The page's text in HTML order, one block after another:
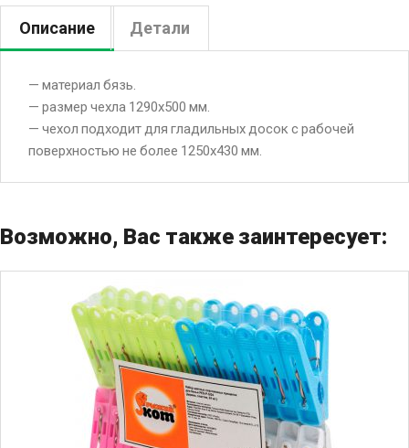
Описание Детали
— материал бязь.
— размер чехла 1290х500 мм.
— чехол подходит для гладильных досок с рабочей
поверхностью не более 1250х430 мм.
Возможно, Вас также заинтересует: